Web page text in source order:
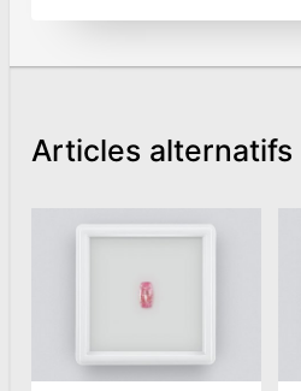
Articles alternatifs